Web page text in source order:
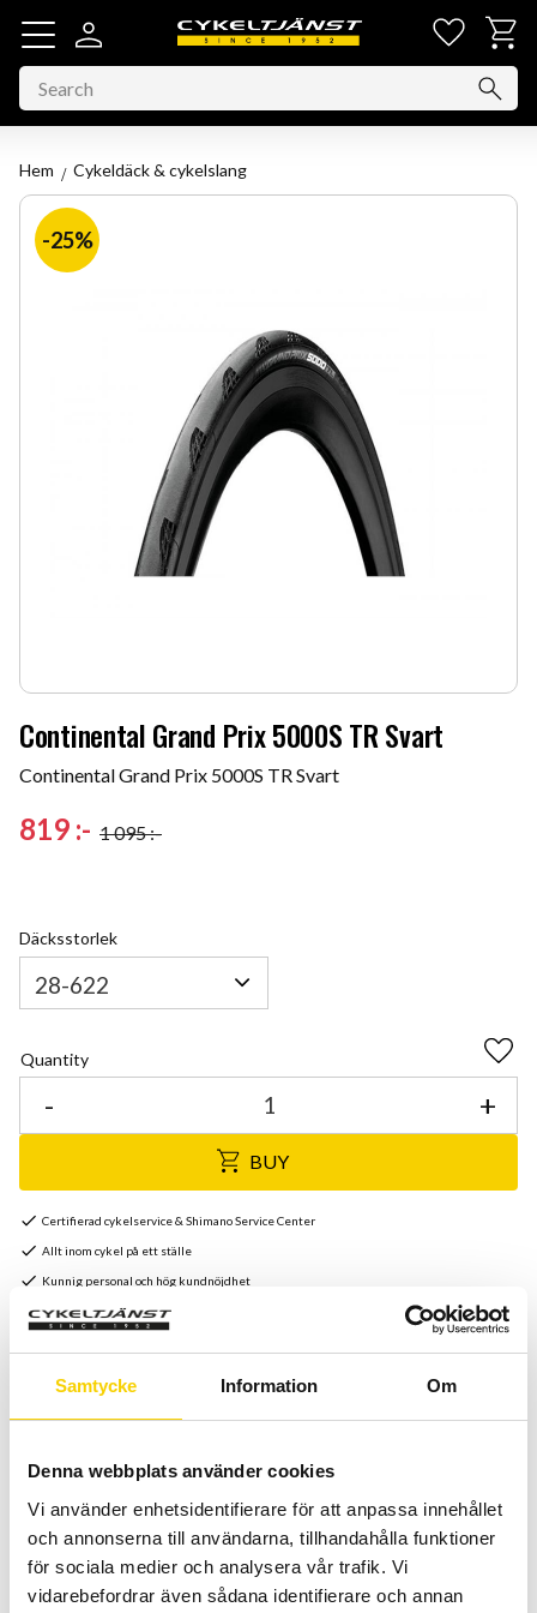
Samtycke Information Om
Denna webbplats använder cookies
Vi använder enhetsidentifierare för att anpassa innehållet
och annonserna till användarna, tillhandahålla funktioner
för sociala medier och analysera vår trafik. Vi
vidarebefordrar även sådana identifierare och annan
Menu
Basket
Hem Cykeldäck & cykelslang
25%
Continental Grand Prix 5000S TR Svart
Continental Grand Prix 5000S TR Svart
Reduced price:
819 :- Original price:
1 095:-
Däcksstorlek
Quantity
+
-
BUY
Add
Certifierad cykelservice & Shimano Service Center
Allt inom cykel på ett ställe
Kunnig personal och hög kundnöjdhet
Article SKU
1018670000
Manufacturer article no
GP5000TL
Världens bästa däck; GP4000, har under lång tid varit
referensdäcket nummer ett. Och nu går det i graven! Här
finns det dessutom i en modern uppdaterad Tubeless-
version, väldigt 2019.